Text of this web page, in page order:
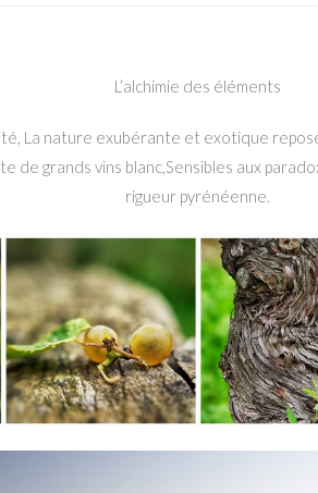
L’alchimie des éléments
La nature exubérante et exotique
de grands vins blanc,Sensibles aux
rigueur pyrénéenne.